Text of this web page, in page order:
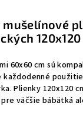
mušelínové
120x120
60x60 cm sú
Plienky 120x120
väčšie bábätká